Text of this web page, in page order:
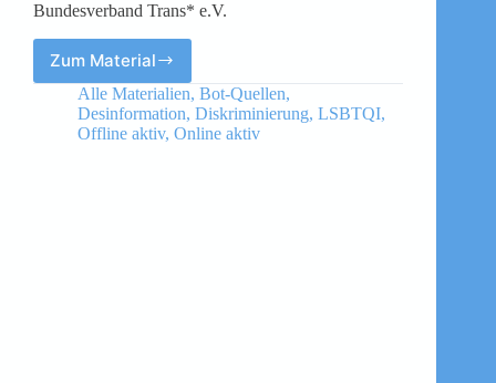
Bundesverband Trans* e.V.
Zum MaterialBundesverband
Trans*
e.V.
Alle Materialien, Bot-Quellen,
Desinformation, Diskriminierung, LSBTQI,
Offline aktiv, Online aktiv